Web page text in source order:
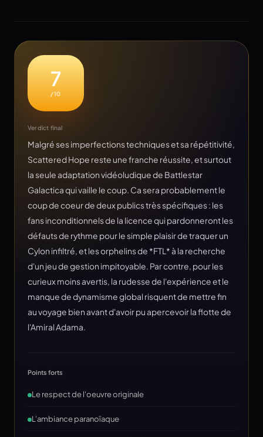
7
/10
Verdict final
Malgré ses imperfections techniques et sa répétitivité,
Scattered Hope reste une franche réussite, et surtout
la seule adaptation vidéoludique de Battlestar
Galactica qui vaille le coup. Ca sera probablement le
coup de coeur de deux publics très spécifiques : les
fans inconditionnels de la licence qui pardonneront les
défauts de rythme pour le simple plaisir de traquer un
Cylon infiltré, et les orphelins de *FTL* à la recherche
d'un jeu de gestion impitoyable. Par contre, pour les
curieux moins avertis, la rudesse de l'expérience et le
manque de dynamisme global risquent de mettre fin
au voyage bien avant d'avoir pu apercevoir la flotte de
l'Amiral Adama.
Points forts
Le respect de l'oeuvre originale
L'ambiance paranoïaque